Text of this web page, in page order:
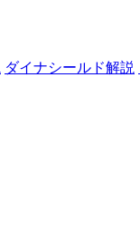
ダイナシールド解説